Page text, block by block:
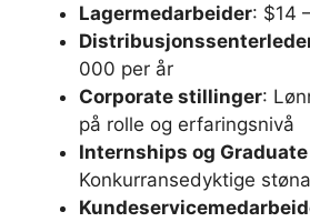
Lagermedarbeider: $14
000 per år
Corporate stillinger:
på rolle og erfaringsnivå
Internships og
Konkurransedyktige